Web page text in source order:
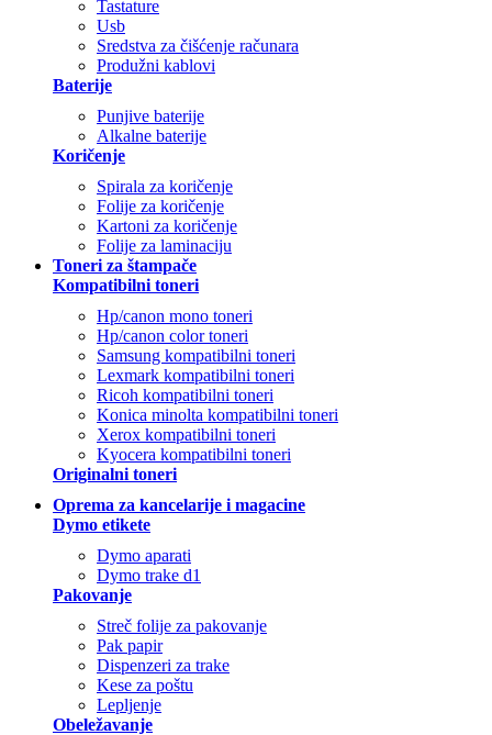
Tastature
Usb
Sredstva za čišćenje računara
Produžni kablovi
Baterije
Punjive baterije
Alkalne baterije
Koričenje
Spirala za koričenje
Folije za koričenje
Kartoni za koričenje
Folije za laminaciju
Toneri za štampače
Kompatibilni toneri
Hp/canon mono toneri
Hp/canon color toneri
Samsung kompatibilni toneri
Lexmark kompatibilni toneri
Ricoh kompatibilni toneri
Konica minolta kompatibilni toneri
Xerox kompatibilni toneri
Kyocera kompatibilni toneri
Originalni toneri
Oprema za kancelarije i magacine
Dymo etikete
Dymo aparati
Dymo trake d1
Pakovanje
Streč folije za pakovanje
Pak papir
Dispenzeri za trake
Kese za poštu
Lepljenje
Obeležavanje